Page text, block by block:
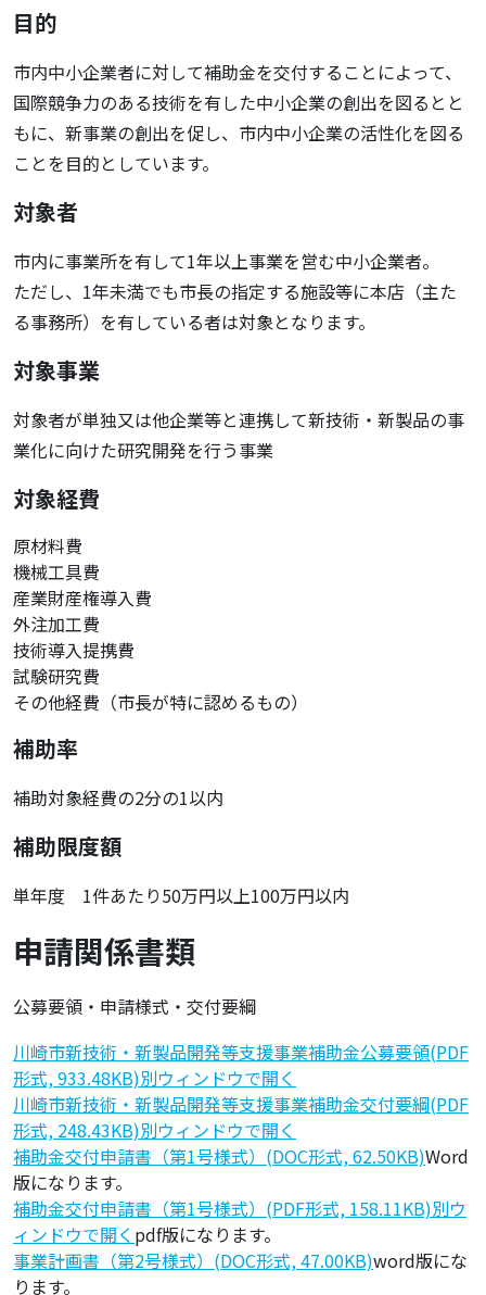
目的
市内中小企業者に対して補助金を交付することによって、
国際競争力のある技術を有した中小企業の創出を図るとと
もに、新事業の創出を促し、市内中小企業の活性化を図る
ことを目的としています。
対象者
市内に事業所を有して1年以上事業を営む中小企業者。
ただし、1年未満でも市長の指定する施設等に本店（主た
る事務所）を有している者は対象となります。
対象事業
対象者が単独又は他企業等と連携して新技術・新製品の事
業化に向けた研究開発を行う事業
対象経費
原材料費
機械工具費
産業財産権導入費
外注加工費
技術導入提携費
試験研究費
その他経費（市長が特に認めるもの）
補助率
補助対象経費の2分の1以内
補助限度額
単年度 1件あたり50万円以上100万円以内
申請関係書類
公募要領・申請様式・交付要綱
川崎市新技術・新製品開発等支援事業補助金公募要領(PDF
形式, 933.48KB)別ウィンドウで開く
川崎市新技術・新製品開発等支援事業補助金交付要綱(PDF
形式, 248.43KB)別ウィンドウで開く
補助金交付申請書（第1号様式）(DOC形式, 62.50KB)Word
版になります。
補助金交付申請書（第1号様式）(PDF形式, 158.11KB)別ウ
ィンドウで開く pdf版になります。
事業計画書（第2号様式）(DOC形式, 47.00KB)word版にな
ります。